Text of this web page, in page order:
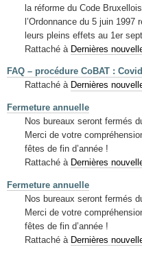
la réforme du Code
l’Ordonnance du 5 juin 1997
leurs pleins effets au 1er
Rattaché à Dernières
FAQ – procédure CoBAT :
Rattaché à Dernières
Fermeture annuelle
Nos bureaux seront fermés
Merci de votre
fêtes de fin d’année !
Rattaché à Dernières
Fermeture annuelle
Nos bureaux seront fermés
Merci de votre
fêtes de fin d’année !
Rattaché à Dernières